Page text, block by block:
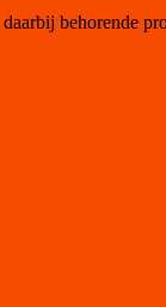
behorende